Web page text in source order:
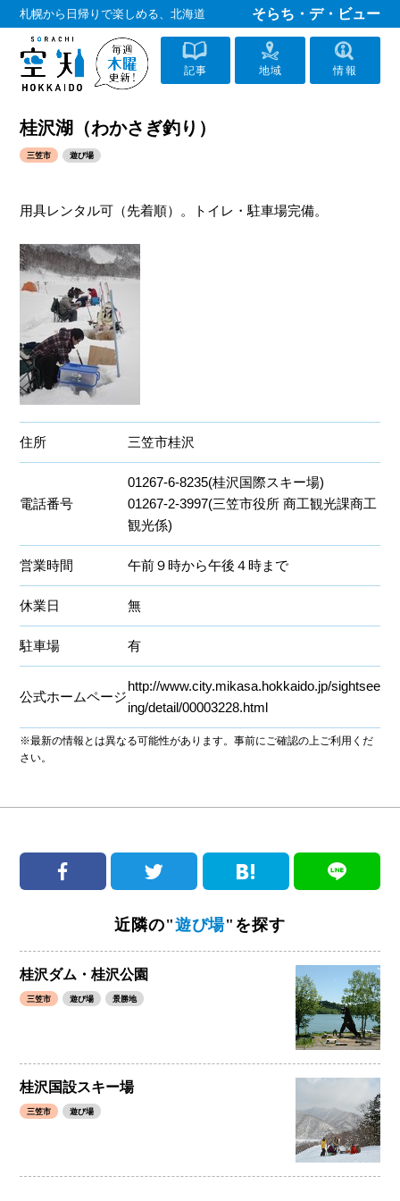
札幌から日帰りで楽しめる、北海道 そらち・デ・ビュー
記事 地域 情報
桂沢湖（わかさぎ釣り）
三笠市 遊び場
用具レンタル可（先着順）。トイレ・駐車場完備。
住所 三笠市桂沢
電話番号
01267-6-8235(桂沢国際スキー場)
01267-2-3997(三笠市役所 商工観光課商工
観光係)
営業時間 午前９時から午後４時まで
休業日 無
駐車場 有
公式ホームページ
http://www.city.mikasa.hokkaido.jp/sightsee
ing/detail/00003228.html
※最新の情報とは異なる可能性があります。事前にご確認の上ご利用くだ
さい。
近隣の"遊び場"を探す
桂沢ダム・桂沢公園
三笠市 遊び場 景勝地
桂沢国設スキー場
三笠市 遊び場